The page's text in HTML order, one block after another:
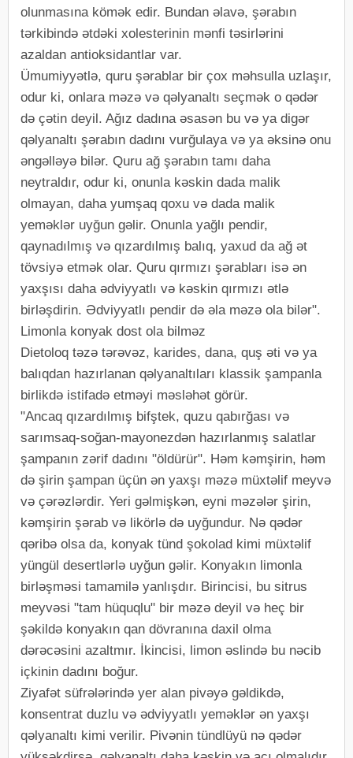
olunmasına kömək edir. Bundan əlavə, şərabın
tərkibində ətdəki xolesterinin mənfi təsirlərini
azaldan antioksidantlar var.
Ümumiyyətlə, quru şərablar bir çox məhsulla uzlaşır,
odur ki, onlara məzə və qəlyanaltı seçmək o qədər
də çətin deyil. Ağız dadına əsasən bu və ya digər
qəlyanaltı şərabın dadını vurğulaya və ya əksinə onu
əngəlləyə bilər. Quru ağ şərabın tamı daha
neytraldır, odur ki, onunla kəskin dada malik
olmayan, daha yumşaq qoxu və dada malik
yeməklər uyğun gəlir. Onunla yağlı pendir,
qaynadılmış və qızardılmış balıq, yaxud da ağ ət
tövsiyə etmək olar. Quru qırmızı şərabları isə ən
yaxşısı daha ədviyyatlı və kəskin qırmızı ətlə
birləşdirin. Ədviyyatlı pendir də əla məzə ola bilər".
Limonla konyak dost ola bilməz
Dietoloq təzə tərəvəz, karides, dana, quş əti və ya
balıqdan hazırlanan qəlyanaltıları klassik şampanla
birlikdə istifadə etməyi məsləhət görür.
"Ancaq qızardılmış bifştek, quzu qabırğası və
sarımsaq-soğan-mayonezdən hazırlanmış salatlar
şampanın zərif dadını "öldürür". Həm kəmşirin, həm
də şirin şampan üçün ən yaxşı məzə müxtəlif meyvə
və çərəzlərdir. Yeri gəlmişkən, eyni məzələr şirin,
kəmşirin şərab və likörlə də uyğundur. Nə qədər
qəribə olsa da, konyak tünd şokolad kimi müxtəlif
yüngül desertlərlə uyğun gəlir. Konyakın limonla
birləşməsi tamamilə yanlışdır. Birincisi, bu sitrus
meyvəsi "tam hüquqlu" bir məzə deyil və heç bir
şəkildə konyakın qan dövranına daxil olma
dərəcəsini azaltmır. İkincisi, limon əslində bu nəcib
içkinin dadını boğur.
Ziyafət süfrələrində yer alan pivəyə gəldikdə,
konsentrat duzlu və ədviyyatlı yeməklər ən yaxşı
qəlyanaltı kimi verilir. Pivənin tündlüyü nə qədər